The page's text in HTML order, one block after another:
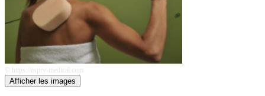
© https://espry-medical.com
Afficher les images